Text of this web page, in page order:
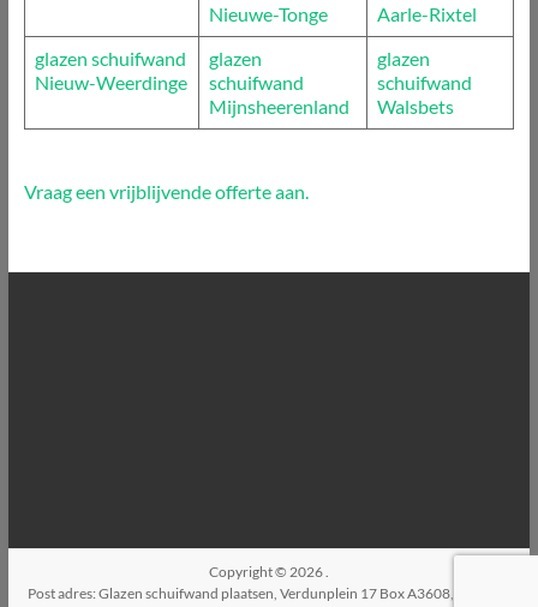
Nieuwe-Tonge
Aarle-Rixtel
glazen schuifwand
Nieuw-Weerdinge
glazen
schuifwand
Mijnsheerenland
glazen
schuifwand
Walsbets
Vraag een vrijblijvende offerte aan.
Copyright © 2026
Post adres: Glazen schuifwand plaatsen, Verdunplein 17 Box A3608, 5627SZ,